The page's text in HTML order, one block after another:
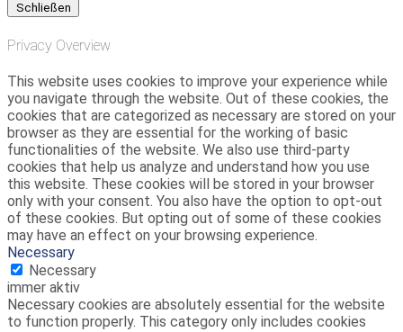
Schließen
Privacy Overview
This website uses cookies to improve your experience while
you navigate through the website. Out of these cookies, the
cookies that are categorized as necessary are stored on your
browser as they are essential for the working of basic
functionalities of the website. We also use third-party
cookies that help us analyze and understand how you use
this website. These cookies will be stored in your browser
only with your consent. You also have the option to opt-out
of these cookies. But opting out of some of these cookies
may have an effect on your browsing experience.
Necessary
Necessary
immer aktiv
Necessary cookies are absolutely essential for the website
to function properly. This category only includes cookies